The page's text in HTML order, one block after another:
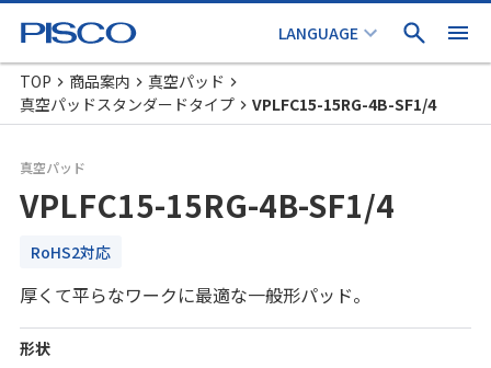
TOP 商品案内
真空パッド
真空パッドスタンダードタイプ
VPLFC15-15RG-4B-SF1/4
真空パッド
VPLFC15-15RG-4B-SF1/4
RoHS2対応
厚くて平らなワークに最適な一般形パッド。
形状